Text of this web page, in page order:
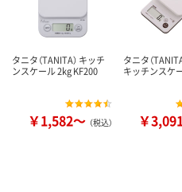
タニタ（TANITA） キッチ
ンスケール 2kg KF200
￥1,582～ （税込）
タニタ（
キッチンスケ
￥